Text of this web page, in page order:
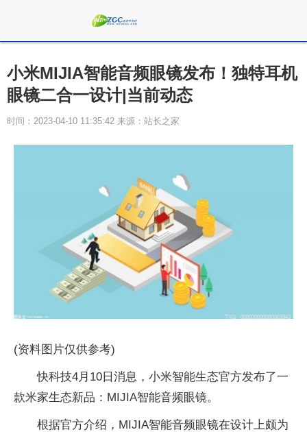
小米MIJIA智能音频眼镜发布！独特耳机
眼镜二合一设计|当前动态
时间：2023-04-10 11:35:42 来源：站长之家
(资料图片仅供参考)
快科技4月10日消息，小米智能生态官方发布了一
款米家生态新品：MIJIA智能音频眼镜。
根据官方介绍，MIJIA智能音频眼镜在设计上颇为